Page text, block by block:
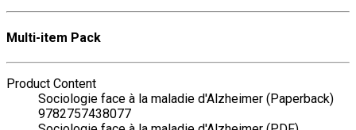
Multi-item Pack
Product Content
Sociologie face à la maladie d'Alzheimer (Paperback)
9782757438077